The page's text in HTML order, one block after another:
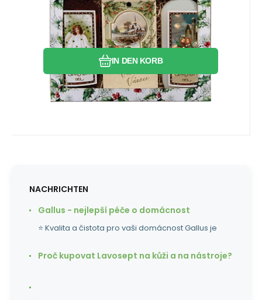
IN DEN KORB
Favorit
Vergleichen Sie
NACHRICHTEN
Gallus - nejlepší péče o domácnost
⭐ Kvalita a čistota pro vaši domácnost Gallus je
Proč kupovat Lavosept na kůži a na nástroje?